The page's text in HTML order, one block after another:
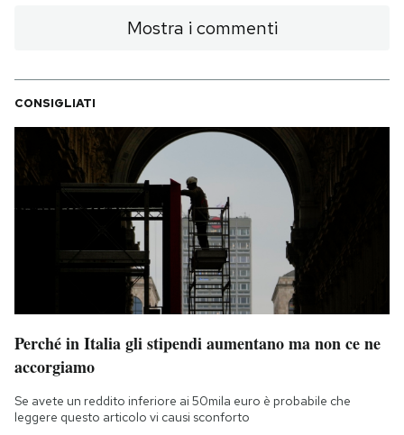
Mostra i commenti
CONSIGLIATI
Perché in Italia gli stipendi aumentano ma non ce ne
accorgiamo
Se avete un reddito inferiore ai 50mila euro è probabile che
leggere questo articolo vi causi sconforto